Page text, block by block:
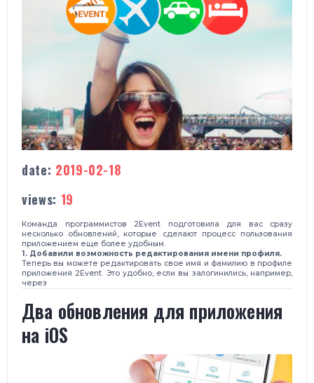
date: 2019-02-18
views: 19
Команда программистов 2Event подготовила для вас сразу
несколько обновлений, которые сделают процесс пользования
приложением еще более удобным.
1. Добавили возможность редактирования имени профиля.
Теперь вы можете редактировать свое имя и фамилию в профиле
приложения 2Event. Это удобно, если вы залогинились, например,
через
Два обновления для приложения
на iOS